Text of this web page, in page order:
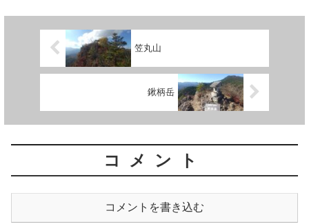
笠丸山
鍬柄岳
コメント
コメントを書き込む